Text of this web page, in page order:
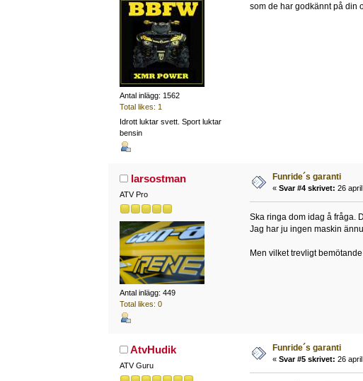
Antal inlägg: 1562
Total likes: 1
Idrott luktar svett. Sport luktar
bensin
som de har godkännt på din
larsostman
ATV Pro
Antal inlägg: 449
Total likes: 0
Funride´s garanti
« Svar #4 skrivet: 26
Ska ringa dom idag å fråga.
Jag har ju ingen maskin
Men vilket trevligt
AtvHudik
ATV Guru
Funride´s garanti
« Svar #5 skrivet: 26